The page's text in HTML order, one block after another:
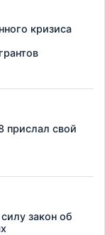
кризиса
прислал свой
закон об